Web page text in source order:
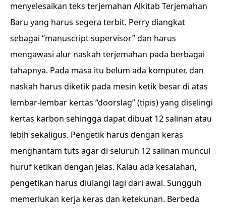
menyelesaikan teks terjemahan Alkitab Terjemahan
Baru yang harus segera terbit. Perry diangkat
sebagai “manuscript supervisor” dan harus
mengawasi alur naskah terjemahan pada berbagai
tahapnya. Pada masa itu belum ada komputer, dan
naskah harus diketik pada mesin ketik besar di atas
lembar-lembar kertas “doorslag” (tipis) yang diselingi
kertas karbon sehingga dapat dibuat 12 salinan atau
lebih sekaligus. Pengetik harus dengan keras
menghantam tuts agar di seluruh 12 salinan muncul
huruf ketikan dengan jelas. Kalau ada kesalahan,
pengetikan harus diulangi lagi dari awal. Sungguh
memerlukan kerja keras dan ketekunan. Berbeda